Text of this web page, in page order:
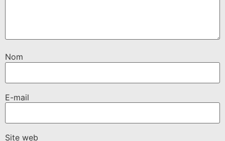
Nom
E-mail
Site web